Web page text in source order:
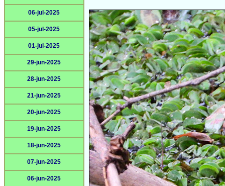
06-jul-2025
05-jul-2025
01-jul-2025
29-jun-2025
28-jun-2025
21-jun-2025
20-jun-2025
19-jun-2025
18-jun-2025
07-jun-2025
06-jun-2025